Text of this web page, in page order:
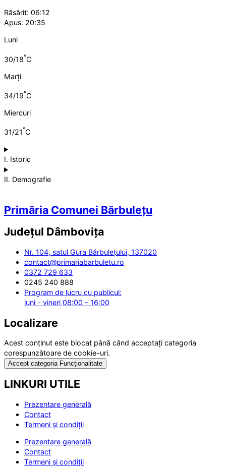
Răsărit: 06:12
Apus: 20:35
Luni
30/18°C
Marți
34/19°C
Miercuri
31/21°C
I. Istoric
II. Demografie
Primăria Comunei Bărbulețu
Județul Dâmbovița
Nr. 104, satul Gura Bărbulețului, 137020
contact@primariabarbuletu.ro
0372 729 633
0245 240 888
Program de lucru cu publicul:
luni - vineri 08:00 - 16:00
Localizare
Acest conținut este blocat până când acceptați categoria
corespunzătoare de cookie-uri.
Accept categoria Funcționalitate
LINKURI UTILE
Prezentare generală
Contact
Termeni și condiții
Prezentare generală
Contact
Termeni și condiții